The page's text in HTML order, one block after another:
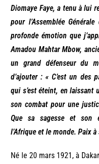
Diomaye Faye, a tenu à lui
pour l’Assemblée
profonde émotion que
Amadou Mahtar Mbow,
un grand défenseur du
d’ajouter : « C’est un des
qui s’est éteint, en laissant
son combat pour une
Que sa sagesse et son
l’Afrique et le monde. Paix à
Né le 20 mars 1921, à